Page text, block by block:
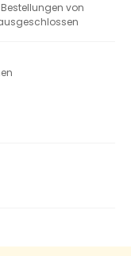
Bestellungen von